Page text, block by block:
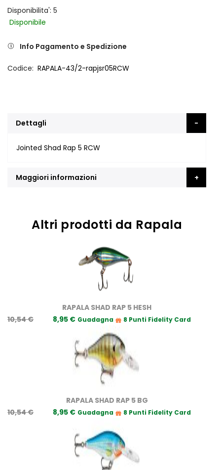
Disponibilita': 5
Disponibile
Info Pagamento e Spedizione
Codice RAPALA-43/2-rapjsr05RCW
Dettagli
Jointed Shad Rap 5 RCW
Maggiori informazioni
Altri prodotti da Rapala
RAPALA SHAD RAP 5 HESH
8,95 € Guadagna 8 Punti Fidelity Card
10,54 €
RAPALA SHAD RAP 5 BG
8,95 € Guadagna 8 Punti Fidelity Card
10,54 €